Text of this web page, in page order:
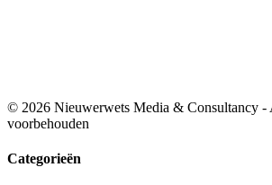
© 2026 Nieuwerwets Media & Consultancy -
voorbehouden
Categorieën